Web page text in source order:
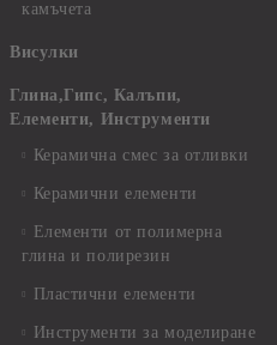
камъчета
Висулки
Глина,Гипс, Калъпи,
Елементи, Инструменти
Керамична смес за отливки
Керамични елементи
Елементи от полимерна
глина и полирезин
Пластични елементи
Инструменти за моделиране